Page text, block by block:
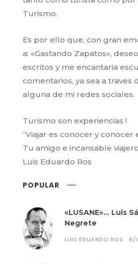
Turismo.
Es por ello que, con gran
a: «Gastando Zapatos»,
escritos y me encantaria
comentarios, ya sea a traves
alguna de mi redes sociales.
Turismo son experiencias !
“Viajar es conocer y conocer
Tu amigo e incansable
Luis Eduardo Ros
POPULAR
«LUSANE»… Luis
Negrete
LUIS EDUARDO ROS 6/